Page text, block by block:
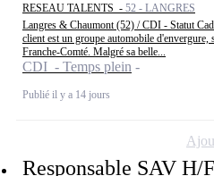
RESEAU TALENTS - 52 - LANGRES
Langres & Chaumont (52) / CDI - Statut
client est un groupe automobile
Franche-Comté. Malgré sa belle...
CDI - Temps plein
Publié il y a 14 jours
Responsable SAV H/F